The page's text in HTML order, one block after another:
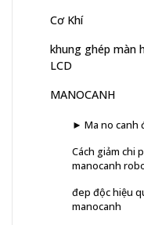
Cơ Khí
khung ghép màn
LCD
MANOCANH
► Ma no canh
Cách giảm chi
manocanh
đep độc hiệu
manocanh